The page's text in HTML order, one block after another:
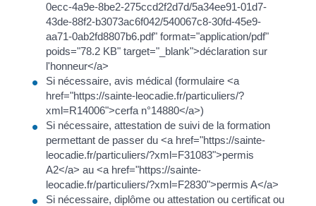
0ecc-4a9e-8be2-275ccd2f2d7d/5a34ee91-01d7-
43de-88f2-b3073ac6f042/540067c8-30fd-45e9-
aa71-0ab2fd8807b6.pdf" format="application/pdf"
poids="78.2 KB" target="_blank">déclaration sur
l'honneur</a>
Si nécessaire, avis médical (formulaire <a
href="https://sainte-leocadie.fr/particuliers/?
xml=R14006">cerfa n°14880</a>)
Si nécessaire, attestation de suivi de la formation
permettant de passer du <a href="https://sainte-
leocadie.fr/particuliers/?xml=F31083">permis
A2</a> au <a href="https://sainte-
leocadie.fr/particuliers/?xml=F2830">permis A</a>
Si nécessaire, diplôme ou attestation ou certificat ou